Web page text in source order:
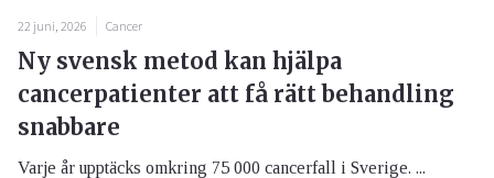
22 juni, 2026 Cancer
Ny svensk metod kan hjälpa
cancerpatienter att få rätt behandling
snabbare
Varje år upptäcks omkring 75 000 cancerfall i Sverige. ...